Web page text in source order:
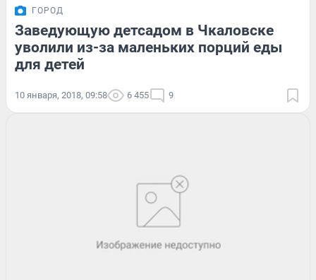
ГОРОД
Заведующую детсадом в Чкаловске
уволили из-за маленьких порций еды
для детей
10 января, 2018, 09:58 6 455 9